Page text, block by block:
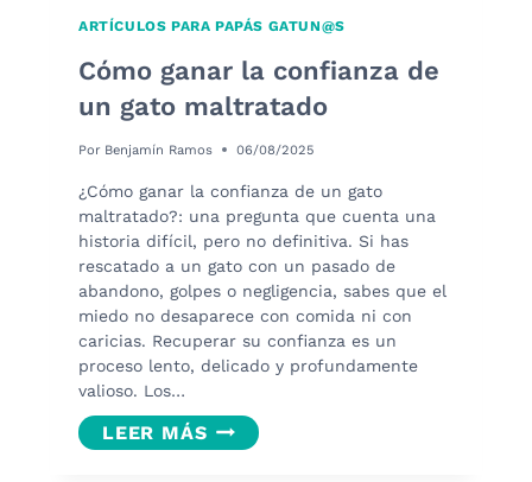
ARTÍCULOS PARA PAPÁS GATUN@S
Cómo ganar la confianza de
un gato maltratado
Por Benjamín Ramos 06/08/2025
¿Cómo ganar la confianza de un gato
maltratado?: una pregunta que cuenta una
historia difícil, pero no definitiva. Si has
rescatado a un gato con un pasado de
abandono, golpes o negligencia, sabes que el
miedo no desaparece con comida ni con
caricias. Recuperar su confianza es un
proceso lento, delicado y profundamente
valioso. Los…
LEER MÁSCÓMO
GANAR